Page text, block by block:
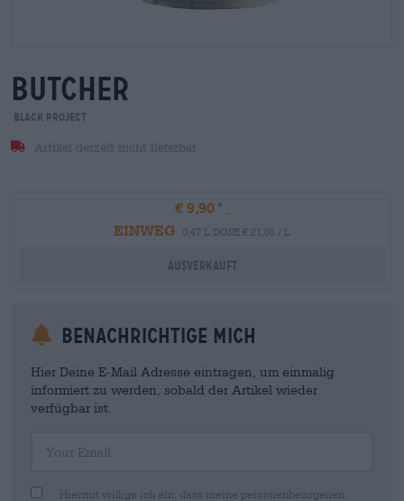
butcher
Black Project
Artikel derzeit nicht lieferbar
€ 9,90
EINWEG
0,47 L DOSE € 21,06 / L
Ausverkauft
Benachrichtige mich
Hier Deine E-Mail Adresse eintragen, um einmalig
informiert zu werden, sobald der Artikel wieder
verfügbar ist.
Hiermit willige ich ein, dass meine personenbezogenen